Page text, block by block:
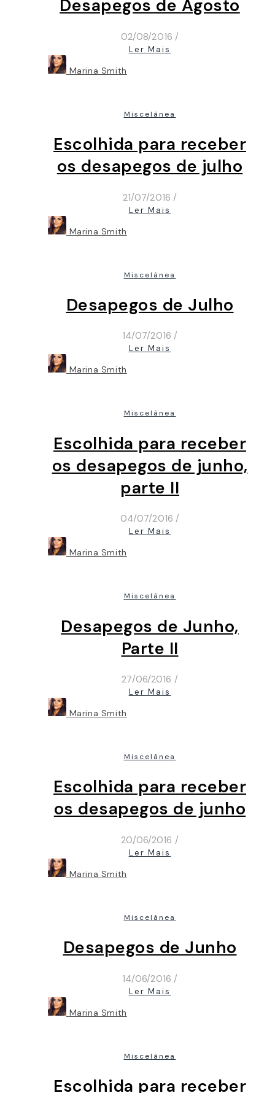
Desapegos de Agosto
02/08/2016 /
Ler Mais
Marina Smith
Miscelânea
Escolhida para receber
os desapegos de julho
21/07/2016 /
Ler Mais
Marina Smith
Miscelânea
Desapegos de Julho
14/07/2016 /
Ler Mais
Marina Smith
Miscelânea
Escolhida para receber
os desapegos de junho,
parte II
04/07/2016 /
Ler Mais
Marina Smith
Miscelânea
Desapegos de Junho,
Parte II
27/06/2016 /
Ler Mais
Marina Smith
Miscelânea
Escolhida para receber
os desapegos de junho
20/06/2016 /
Ler Mais
Marina Smith
Miscelânea
Desapegos de Junho
14/06/2016 /
Ler Mais
Marina Smith
Miscelânea
Escolhida para receber